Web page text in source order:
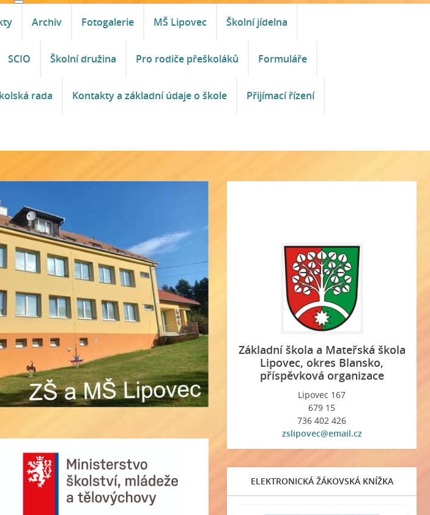
Archiv Fotogalerie MŠ Lipovec Školní jídelna
SCIO Školní družina Pro rodiče přeškoláků Formuláře
rada Kontakty a základní údaje o škole Přijímací řízení
Základní škola a Mateřská škola
Lipovec, okres Blansko,
příspěvková organizace
Lipovec 167
679 15
736 402 426
zslipovec@email.cz
ELEKTRONICKÁ ŽÁKOVSKÁ KNÍŽKA